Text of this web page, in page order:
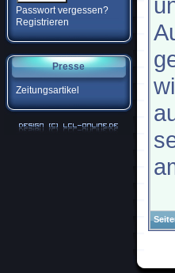
Passwort vergessen?
Registrieren
Presse
Zeitungsartikel